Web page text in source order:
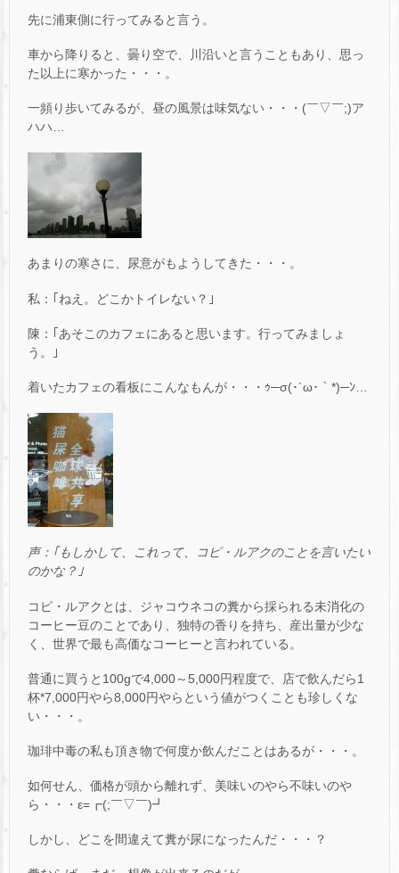
先に浦東側に行ってみると言う。
車から降りると、曇り空で、川沿いと言うこともあり、思っ
た以上に寒かった・・・。
一頻り歩いてみるが、昼の風景は味気ない・・・(￣▽￣;)ア
ハハ…
あまりの寒さに、尿意がもようしてきた・・・。
私：｢ねえ。どこかトイレない？｣
陳：｢あそこのカフェにあると思います。行ってみましょ
う。｣
着いたカフェの看板にこんなもんが・・・ｩ─σ(･´ω･｀*)─ﾝ…
声：｢もしかして、これって、コピ・ルアクのことを言いたい
のかな？｣
コピ・ルアクとは、ジャコウネコの糞から採られる未消化の
コーヒー豆のことであり、独特の香りを持ち、産出量が少な
く、世界で最も高価なコーヒーと言われている。
普通に買うと100gで4,000～5,000円程度で、店で飲んだら1
杯*7,000円やら8,000円やらという値がつくことも珍しくな
い・・・。
珈琲中毒の私も頂き物で何度か飲んだことはあるが・・・。
如何せん、価格が頭から離れず、美味いのやら不味いのや
ら・・・ε=┏(;￣▽￣)┛
しかし、どこを間違えて糞が尿になったんだ・・・？